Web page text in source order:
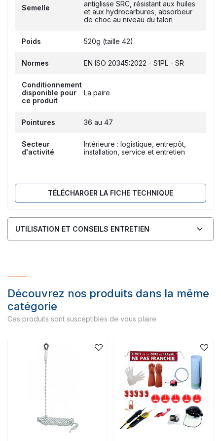
Semelle
antiglisse SRC, résistant aux huiles
et aux hydrocarbures, absorbeur
de choc au niveau du talon
Poids 520g (taille 42)
Normes EN ISO 20345:2022 - S1PL - SR
Conditionnement
disponible pour
ce produit
La paire
Pointures 36 au 47
Secteur
d'activité
Intérieure : logistique, entrepôt,
installation, service et entretien
TÉLÉCHARGER LA FICHE TECHNIQUE
UTILISATION ET CONSEILS ENTRETIEN
Découvrez nos produits dans la même
catégorie
Ces produits sont susceptibles de vous plaire